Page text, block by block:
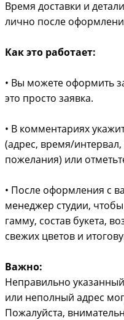
Время доставки и
лично после
Как это работает:
• Вы можете оформить
это просто заявка.
• В комментариях
(адрес, время/
пожелания) или
• После оформления с
менеджер студии,
гамму, состав букета,
свежих цветов и
Важно:
Неправильно
или неполный адрес
Пожалуйста,